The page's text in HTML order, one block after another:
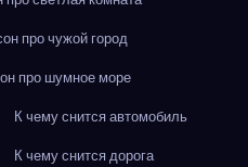
про чужой город
про шумное море
К чему снится автомобиль
К чему снится дорога